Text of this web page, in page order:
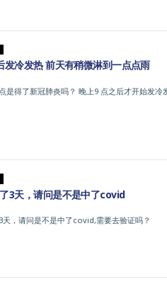
发冷发热 前天有稍微淋到一点点雨
是得了新冠肺炎吗？ 晚上9 点之后才开始发
3天，请问是不是中了covid
天，请问是不是中了covid,需要去验证吗？